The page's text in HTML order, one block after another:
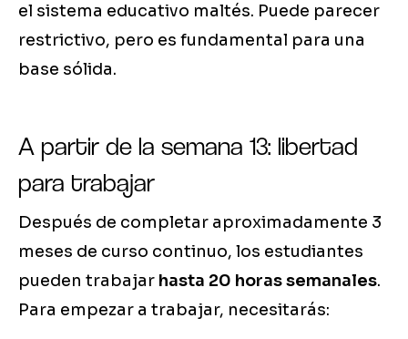
el sistema educativo maltés. Puede parecer
restrictivo, pero es fundamental para una
base sólida.
A partir de la semana 13: libertad
para trabajar
Después de completar aproximadamente 3
meses de curso continuo, los estudiantes
pueden trabajar hasta 20 horas semanales.
Para empezar a trabajar, necesitarás: